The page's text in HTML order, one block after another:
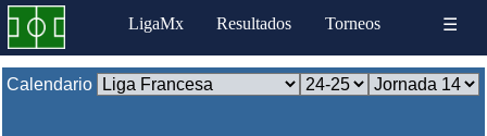
LigaMx Resultados Torneos ☰
Calendario